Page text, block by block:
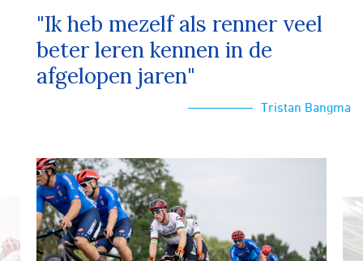
"Ik heb mezelf als renner veel
beter leren kennen in de
afgelopen jaren"
Tristan Bangma